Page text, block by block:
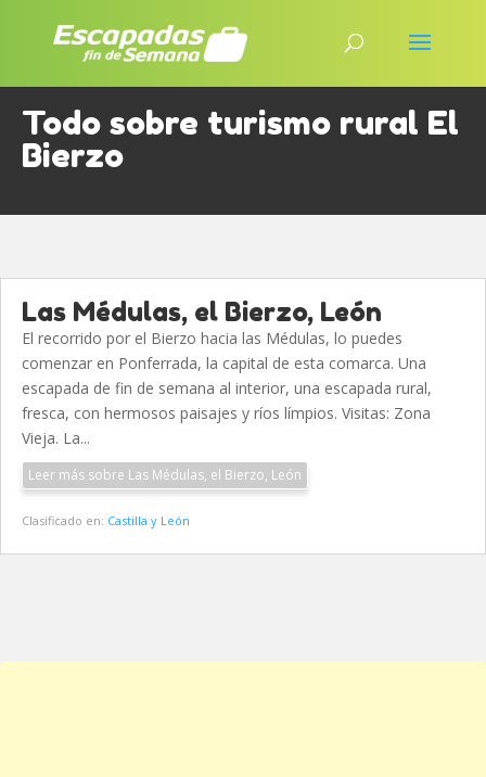
Todo sobre turismo rural El
Bierzo
Las Médulas, el Bierzo, León
El recorrido por el Bierzo hacia las Médulas, lo puedes
comenzar en Ponferrada, la capital de esta comarca. Una
escapada de fin de semana al interior, una escapada rural,
fresca, con hermosos paisajes y ríos límpios. Visitas: Zona
Vieja. La...
Leer más sobre Las Médulas, el Bierzo, León
Clasificado en: Castilla y León